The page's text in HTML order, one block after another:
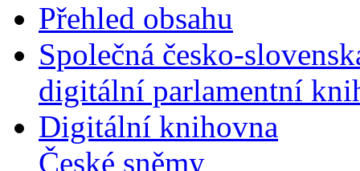
Přehled obsahu
Společná česko-
digitální parlamentní
Digitální knihovna
České sněmy